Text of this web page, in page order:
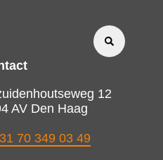
12
AV Den Haag
70 349 03 49